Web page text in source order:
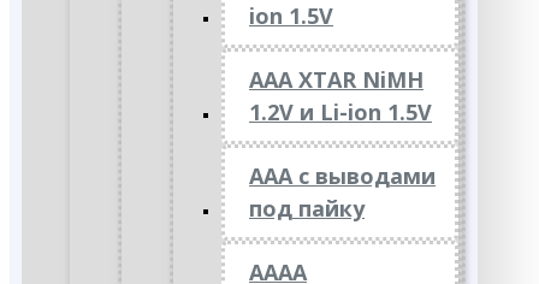
ion 1.5V
AAA XTAR NiMH
1.2V и Li-ion 1.5V
ААА с выводами
под пайку
АААА